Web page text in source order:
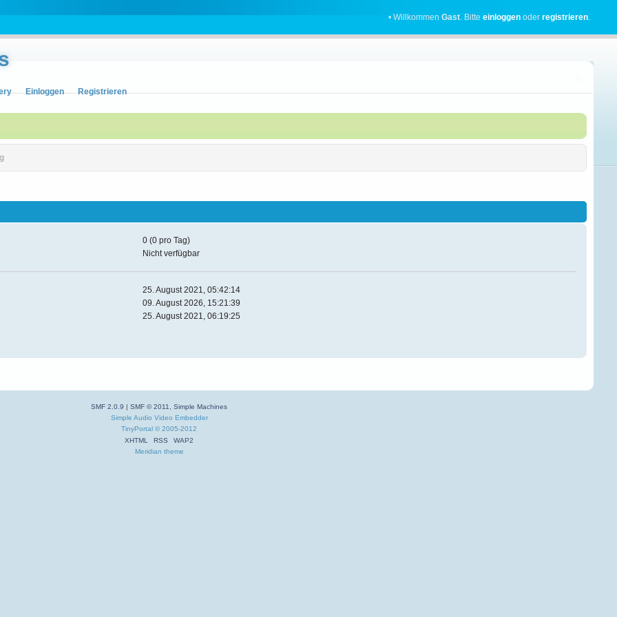
• WillkommenGast. Bitteeinloggen oderregistrieren.
Einloggen Registrieren
0 (0 pro Tag)
Nicht verfügbar
25. August 2021, 05:42:14
09. August 2026, 15:21:39
25. August 2021, 06:19:25
SMF 2.0.9 |SMF © 2011,Simple Machines
Simple Audio Video Embedder
TinyPortal © 2005-2012
XHTML
RSS
WAP2
Meridian theme